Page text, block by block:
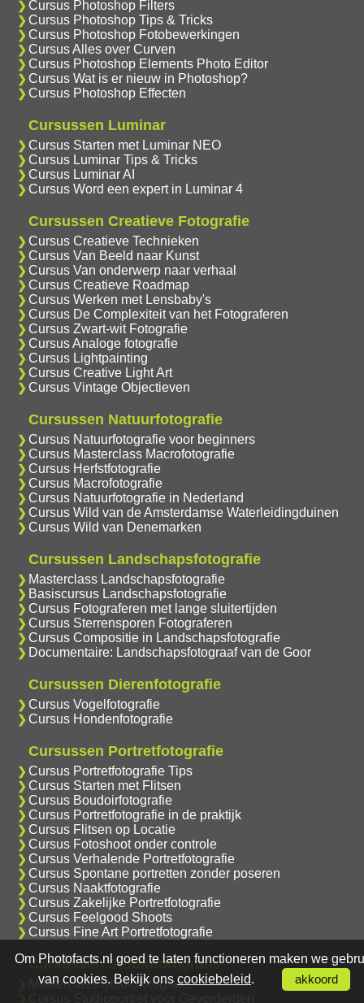
Cursus Photoshop Filters
Cursus Photoshop Tips & Tricks
Cursus Photoshop Fotobewerkingen
Cursus Alles over Curven
Cursus Photoshop Elements Photo Editor
Cursus Wat is er nieuw in Photoshop?
Cursus Photoshop Effecten
Cursussen Luminar
Cursus Starten met Luminar NEO
Cursus Luminar Tips & Tricks
Cursus Luminar AI
Cursus Word een expert in Luminar 4
Cursussen Creatieve Fotografie
Cursus Creatieve Technieken
Cursus Van Beeld naar Kunst
Cursus Van onderwerp naar verhaal
Cursus Creatieve Roadmap
Cursus Werken met Lensbaby's
Cursus De Complexiteit van het Fotograferen
Cursus Zwart-wit Fotografie
Cursus Analoge fotografie
Cursus Lightpainting
Cursus Creative Light Art
Cursus Vintage Objectieven
Cursussen Natuurfotografie
Cursus Natuurfotografie voor beginners
Cursus Masterclass Macrofotografie
Cursus Herfstfotografie
Cursus Macrofotografie
Cursus Natuurfotografie in Nederland
Cursus Wild van de Amsterdamse Waterleidingduinen
Cursus Wild van Denemarken
Cursussen Landschapsfotografie
Masterclass Landschapsfotografie
Basiscursus Landschapsfotografie
Cursus Fotograferen met lange sluitertijden
Cursus Sterrensporen Fotograferen
Cursus Compositie in Landschapsfotografie
Documentaire: Landschapsfotograaf van de Goor
Cursussen Dierenfotografie
Cursus Vogelfotografie
Cursus Hondenfotografie
Cursussen Portretfotografie
Cursus Portretfotografie Tips
Cursus Starten met Flitsen
Cursus Boudoirfotografie
Cursus Portretfotografie in de praktijk
Cursus Flitsen op Locatie
Cursus Fotoshoot onder controle
Cursus Verhalende Portretfotografie
Cursus Spontane portretten zonder poseren
Cursus Naaktfotografie
Cursus Zakelijke Portretfotografie
Cursus Feelgood Shoots
Cursus Fine Art Portretfotografie
Cursussen Studiofotografie
Masterclass Studiofotografie
Om Photofacts.nl goed te laten functioneren maken we
van cookies. Bekijk ons cookiebeleid. akkoord